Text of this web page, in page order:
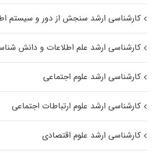
کارشناسی ارشد سنجش از دور و سیستم
کارشناسی ارشد علم اطلاعات و دانش
کارشناسی ارشد علوم اجتماعی
کارشناسی ارشد علوم ارتباطات اجتماعی
کارشناسی ارشد علوم اقتصادی